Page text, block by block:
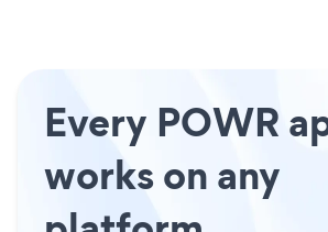
Every POWR
works on any